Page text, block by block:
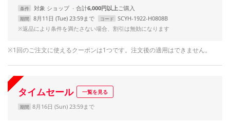
条件 対象 ショップ 合計6,000円以上
期間 8月11日 (Tue) 23:59まで コード
SCYH-1922-H0808B
※返品により条件を満たさない場合、割引は無効になります
※1回のご注文に使えるクーポンは1つです。注文後の適用はできません。
タイムセール 一覧を見る
期間 8月16日 (Sun) 23:59まで